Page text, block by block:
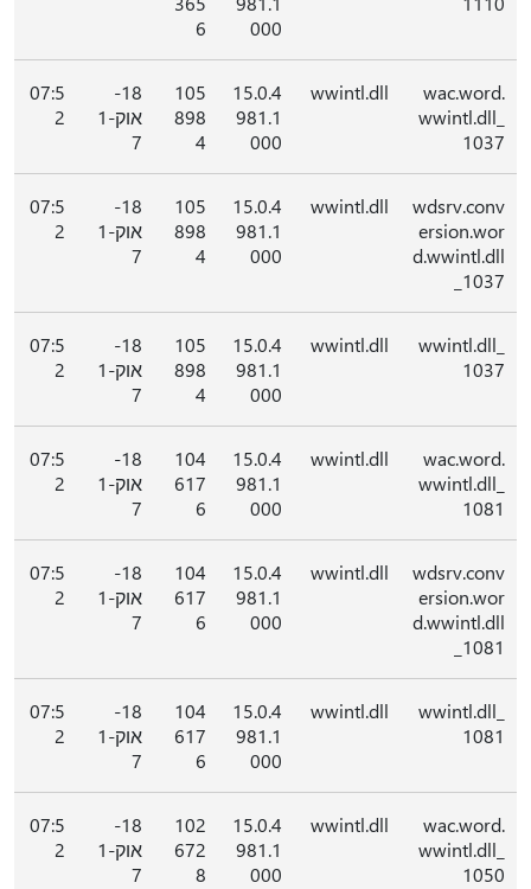
000
6
wac.word.
wwintl.dll_
1037
wwintl.dll
15.0.4
981.1
000
105
898
4
18-
אוק-1
7
07:5
2
wdsrv.conv
ersion.wor
d.wwintl.dll
_1037
wwintl.dll
15.0.4
981.1
000
105
898
4
18-
אוק-1
7
07:5
2
wwintl.dll_
1037
wwintl.dll
15.0.4
981.1
000
105
898
4
18-
אוק-1
7
07:5
2
wac.word.
wwintl.dll_
1081
wwintl.dll
15.0.4
981.1
000
104
617
6
18-
אוק-1
7
07:5
2
wdsrv.conv
ersion.wor
d.wwintl.dll
_1081
wwintl.dll
15.0.4
981.1
000
104
617
6
18-
אוק-1
7
07:5
2
wwintl.dll_
1081
wwintl.dll
15.0.4
981.1
000
104
617
6
18-
אוק-1
7
07:5
2
wac.word.
wwintl.dll_
1050
wwintl.dll
15.0.4
981.1
000
102
672
8
18-
אוק-1
7
07:5
2